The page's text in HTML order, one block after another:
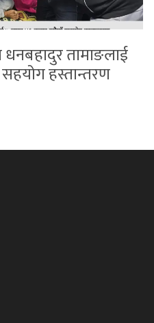
धनबहादुर तामाङलाई
हस्तान्तरण